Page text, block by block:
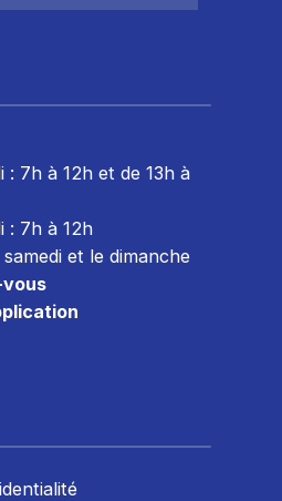
: 7h à 12h et de 13h à
: 7h à 12h
et le dimanche